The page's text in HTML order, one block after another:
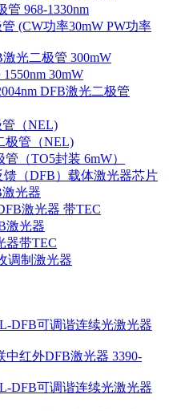
管 968-1330nm
(CW功率30mW PW功率
激光二极管 300mW
30mW
DFB激光二极管
管（NEL)
极管（NEL)
（TO5封装 6mW）
（DFB）载体激光器芯片
激光器
激光器 带TEC
激光器
器带TEC
调制激光器
DFB可调谐连续光激光器
中红外DFB激光器 3390-
DFB可调谐连续光激光器